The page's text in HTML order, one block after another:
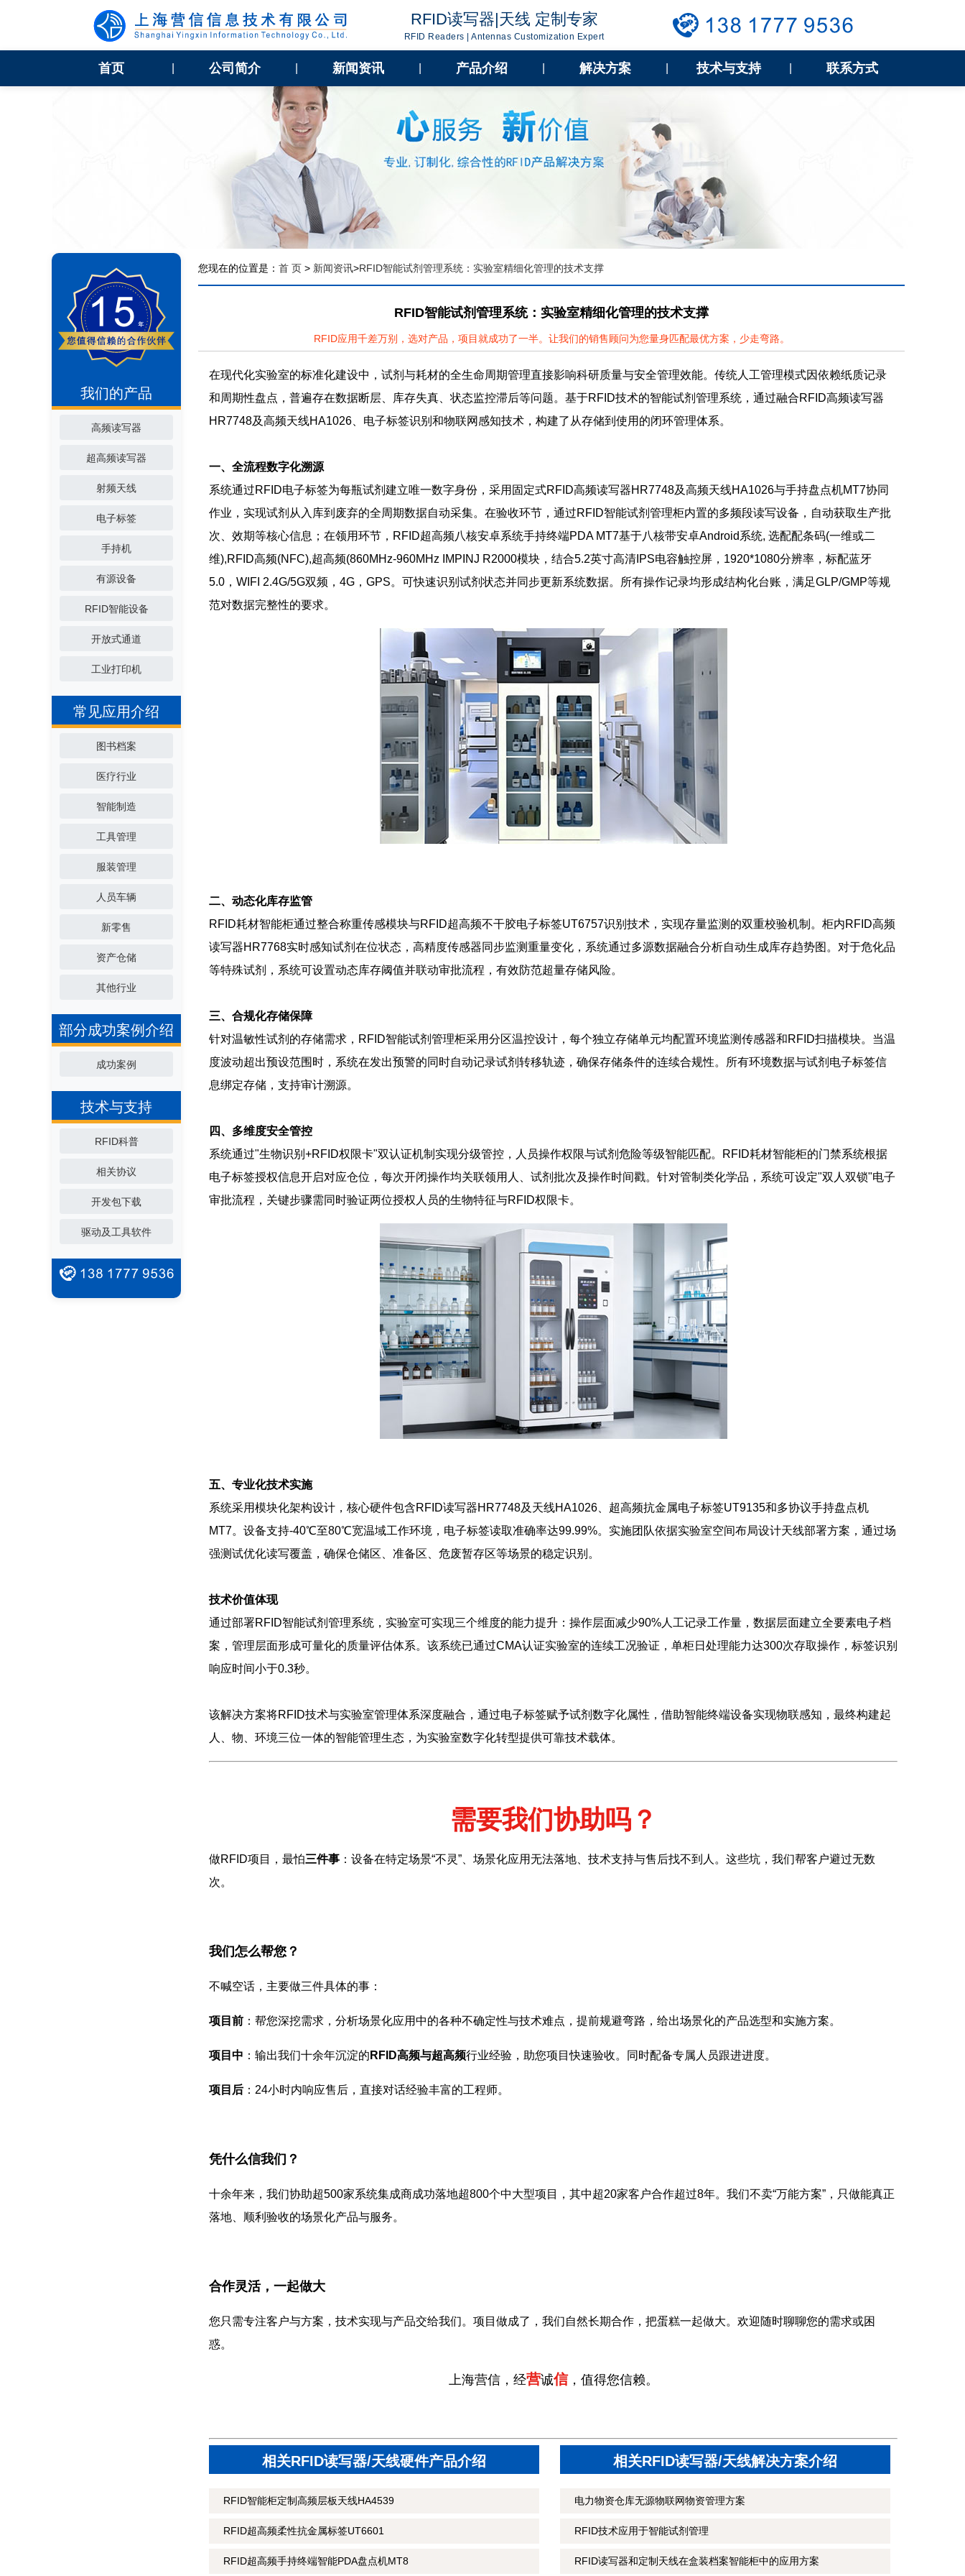
RFID读写器|天线 定制专家
RFID Readers | Antennas Customization Expert
首页 公司简介 新闻资讯 产品介绍 解决方案 技术与支持 联系方式
我们的产品
高频读写器
超高频读写器
射频天线
电子标签
手持机
有源设备
RFID智能设备
开放式通道
工业打印机
常见应用介绍
图书档案
医疗行业
智能制造
工具管理
服装管理
人员车辆
新零售
资产仓储
其他行业
部分成功案例介绍
成功案例
技术与支持
RFID科普
相关协议
开发包下载
驱动及工具软件
您现在的位置是： 首 页 > 新闻资讯>RFID智能试剂管理系统：实验室精细化管理的技术支撑
RFID智能试剂管理系统：实验室精细化管理的技术支撑
RFID应用千差万别，选对产品，项目就成功了一半。让我们的销售顾问为您量身匹配最优方案，少走弯路。
在现代化实验室的标准化建设中，试剂与耗材的全生命周期管理直接影响科研质量与安全管理效能。传统人工管理模式因依赖纸质记录
和周期性盘点，普遍存在数据断层、库存失真、状态监控滞后等问题。基于RFID技术的智能试剂管理系统，通过融合RFID高频读写器
HR7748及高频天线HA1026、电子标签识别和物联网感知技术，构建了从存储到使用的闭环管理体系。
一、全流程数字化溯源
系统通过RFID电子标签为每瓶试剂建立唯一数字身份，采用固定式RFID高频读写器HR7748及高频天线HA1026与手持盘点机MT7协同
作业，实现试剂从入库到废弃的全周期数据自动采集。在验收环节，通过RFID智能试剂管理柜内置的多频段读写设备，自动获取生产批
次、效期等核心信息；在领用环节，RFID超高频八核安卓系统手持终端PDA MT7基于八核带安卓Android系统, 选配配条码(一维或二
维),RFID高频(NFC),超高频(860MHz-960MHz IMPINJ R2000模块，结合5.2英寸高清IPS电容触控屏，1920*1080分辨率，标配蓝牙
5.0，WIFI 2.4G/5G双频，4G，GPS。可快速识别试剂状态并同步更新系统数据。所有操作记录均形成结构化台账，满足GLP/GMP等规
范对数据完整性的要求。
二、动态化库存监管
RFID耗材智能柜通过整合称重传感模块与RFID超高频不干胶电子标签UT6757识别技术，实现存量监测的双重校验机制。柜内RFID高频
读写器HR7768实时感知试剂在位状态，高精度传感器同步监测重量变化，系统通过多源数据融合分析自动生成库存趋势图。对于危化品
等特殊试剂，系统可设置动态库存阈值并联动审批流程，有效防范超量存储风险。
三、合规化存储保障
针对温敏性试剂的存储需求，RFID智能试剂管理柜采用分区温控设计，每个独立存储单元均配置环境监测传感器和RFID扫描模块。当温
度波动超出预设范围时，系统在发出预警的同时自动记录试剂转移轨迹，确保存储条件的连续合规性。所有环境数据与试剂电子标签信
息绑定存储，支持审计溯源。
四、多维度安全管控
系统通过"生物识别+RFID权限卡"双认证机制实现分级管控，人员操作权限与试剂危险等级智能匹配。RFID耗材智能柜的门禁系统根据
电子标签授权信息开启对应仓位，每次开闭操作均关联领用人、试剂批次及操作时间戳。针对管制类化学品，系统可设定"双人双锁"电子
审批流程，关键步骤需同时验证两位授权人员的生物特征与RFID权限卡。
五、专业化技术实施
系统采用模块化架构设计，核心硬件包含RFID读写器HR7748及天线HA1026、超高频抗金属电子标签UT9135和多协议手持盘点机
MT7。设备支持-40℃至80℃宽温域工作环境，电子标签读取准确率达99.99%。实施团队依据实验室空间布局设计天线部署方案，通过场
强测试优化读写覆盖，确保仓储区、准备区、危废暂存区等场景的稳定识别。
技术价值体现
通过部署RFID智能试剂管理系统，实验室可实现三个维度的能力提升：操作层面减少90%人工记录工作量，数据层面建立全要素电子档
案，管理层面形成可量化的质量评估体系。该系统已通过CMA认证实验室的连续工况验证，单柜日处理能力达300次存取操作，标签识别
响应时间小于0.3秒。
该解决方案将RFID技术与实验室管理体系深度融合，通过电子标签赋予试剂数字化属性，借助智能终端设备实现物联感知，最终构建起
人、物、环境三位一体的智能管理生态，为实验室数字化转型提供可靠技术载体。
需要我们协助吗？
做RFID项目，最怕三件事 ：设备在特定场景“不灵”、场景化应用无法落地、技术支持与售后找不到人。这些坑，我们帮客户避过无数
次。
我们怎么帮您？
不喊空话，主要做三件具体的事：
项目前 ：帮您深挖需求，分析场景化应用中的各种不确定性与技术难点，提前规避弯路，给出场景化的产品选型和实施方案。
项目中 ：输出我们十余年沉淀的 RFID高频与超高频行业经验，助您项目快速验收。同时配备专属人员跟进进度。
项目后 ：24小时内响应售后，直接对话经验丰富的工程师。
凭什么信我们？
十余年来，我们协助超500家系统集成商成功落地超800个中大型项目，其中超20家客户合作超过8年。我们不卖“万能方案”，只做能真正
落地、顺利验收的场景化产品与服务。
合作灵活，一起做大
您只需专注客户与方案，技术实现与产品交给我们。项目做成了，我们自然长期合作，把蛋糕一起做大。欢迎随时聊聊您的需求或困
惑。
上海营信，经营诚信，值得您信赖。
相关RFID读写器/天线硬件产品介绍
RFID智能柜定制高频层板天线HA4539
RFID超高频柔性抗金属标签UT6601
RFID超高频手持终端智能PDA盘点机MT8
相关RFID读写器/天线解决方案介绍
电力物资仓库无源物联网物资管理方案
RFID技术应用于智能试剂管理
RFID读写器和定制天线在盒装档案智能柜中的应用方案